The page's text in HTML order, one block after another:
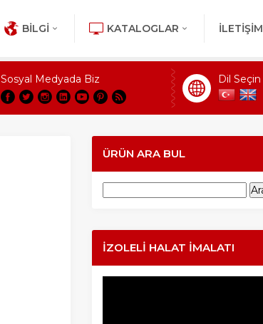
BILGI KATALOGLAR İLETİŞİM
Sosyal Medyada Biz Dil Seçin
ÜRÜN ARA BUL
İZOLELI HALAT İMALATI